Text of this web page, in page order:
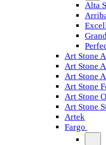
Alta
Art Stone
Art Stone
Art Stone
Art Stone
Art Stone
Art Stone
Artek
Fargo